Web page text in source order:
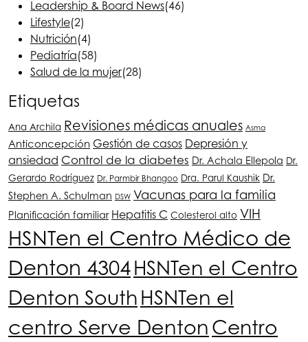
Leadership & Board News(46)
Lifestyle(2)
Nutrición(4)
Pediatría(58)
Salud de la mujer(28)
Etiquetas
Ana Archila Revisiones médicas anuales Asma
Anticoncepción Gestión de casos Depresión y
ansiedad Control de la diabetes Dr. Achala Ellepola Dr.
Gerardo Rodríguez Dr. Parmbir Bhangoo Dra. Parul Kaushik Dr.
Stephen A. Schulman DSW Vacunas para la familia
Planificación familiar Hepatitis C Colesterol alto VIH
HSNTen el Centro Médico de
Denton 4304HSNTen el Centro
Denton South HSNTen el
centro Serve Denton Centro